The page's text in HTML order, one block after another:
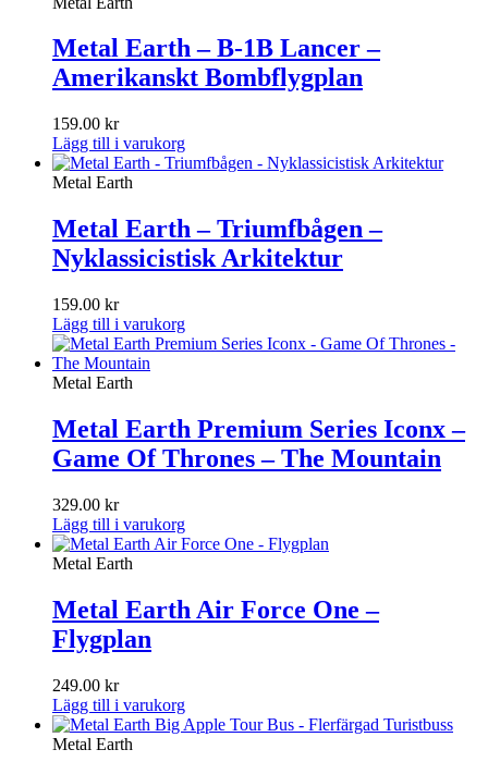
Metal Earth – B-1B Lancer –
Amerikanskt Bombflygplan
159.00 kr
Lägg till i varukorg
Metal Earth
Metal Earth – Triumfbågen –
Nyklassicistisk Arkitektur
159.00 kr
Lägg till i varukorg
Metal Earth
Metal Earth Premium Series Iconx –
Game Of Thrones – The Mountain
329.00 kr
Lägg till i varukorg
Metal Earth
Metal Earth Air Force One –
Flygplan
249.00 kr
Lägg till i varukorg
Metal Earth